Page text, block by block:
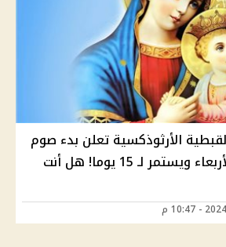
الأرثوذكسية تعلن بدء صوم
العذراء مريم غدا الأربعاء ويستمر لـ 15 يوما! هل أنت